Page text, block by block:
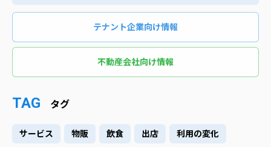
テナント企業向け情報
不動産会社向け情報
TAG タグ
サービス 物販 飲食 出店 利用の変化